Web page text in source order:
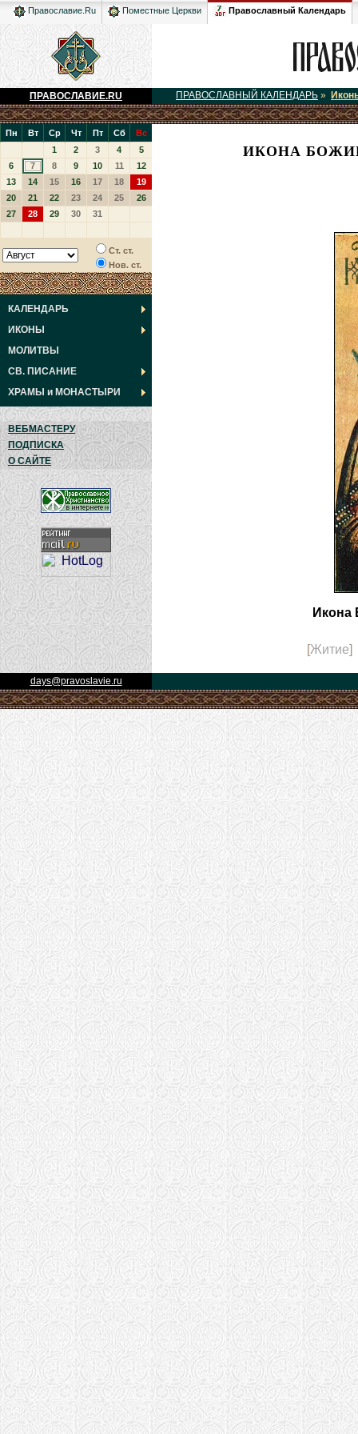
Православие.Ru Поместные Церкви Православный Календарь
ПРАВОСЛАВИЕ.RU ПРАВОСЛАВНЫЙ КАЛЕНДАРЬ »
Пн Вт Ср Чт Пт Сб
Вс
1
2 3 4
5
6
7 8 9 10 11
12
13
14 15 16 17 18
19
20
21 22 23 24 25
26
27
28 29 30 31
Ст. ст.
Нов. ст.
КАЛЕНДАРЬ
ИКОНЫ
МОЛИТВЫ
СВ. ПИСАНИЕ
ХРАМЫ и МОНАСТЫРИ
ВЕБМАСТЕРУ
ПОДПИСКА
О САЙТЕ
ИКОНА
Икона
[Житие
days@pravoslavie.ru